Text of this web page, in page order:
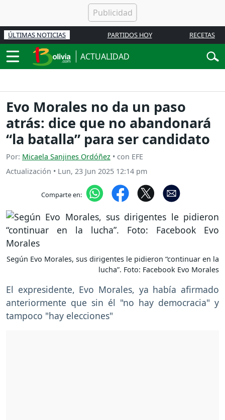
ÚLTIMAS NOTICIAS PARTIDOS HOY RECETAS
ACTUALIDAD
Evo Morales no da un paso
atrás: dice que no abandonará
“la batalla” para ser candidato
Por: Micaela Sanjines Ordóñez • con EFE
Actualización • Lun, 23 Jun 2025 12:14 pm
Comparte en:
Según Evo Morales, sus dirigentes le pidieron “continuar en la
lucha”. Foto: Facebook Evo Morales
El expresidente, Evo Morales, ya había afirmado
anteriormente que sin él "no hay democracia" y
tampoco "hay elecciones"